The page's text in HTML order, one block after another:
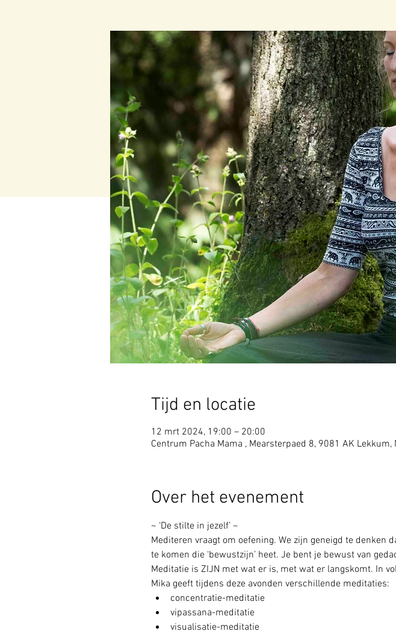
Tijd en locatie
12 mrt 2024, 19:00 – 20:00
Centrum Pacha Mama , Mearsterpaed 8, 9081 AK Lekkum,
Over het evenement
~ ‘De stilte in jezelf’ ~
Mediteren vraagt om oefening. We zijn geneigd te denken
te komen die ‘bewustzijn’ heet. Je bent je bewust van
Meditatie is ZIJN met wat er is, met wat er langskomt. In
Mika geeft tijdens deze avonden verschillende meditaties:
concentratie-meditatie
vipassana-meditatie
visualisatie-meditatie